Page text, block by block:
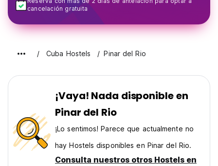
cancelación gratuita
Cuba Hostels Pinar del Rio
¡Vaya! Nada disponible en
Pinar del Rio
¡Lo sentimos! Parece que actualmente no
hay Hostels disponibles en Pinar del Rio.
Consulta nuestros otros Hostels en